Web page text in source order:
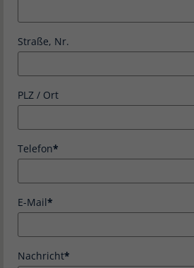
Straße, Nr.
PLZ / Ort
Telefon
E-Mail
Nachricht